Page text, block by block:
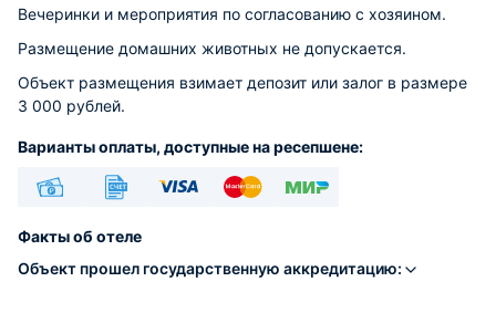
Вечеринки и мероприятия по согласованию с хозяином.
Размещение домашних животных не допускается.
Объект размещения взимает депозит или залог в размере
3 000 рублей.
Варианты оплаты, доступные на ресепшене:
Факты об отеле
Объект прошел государственную аккредитацию: